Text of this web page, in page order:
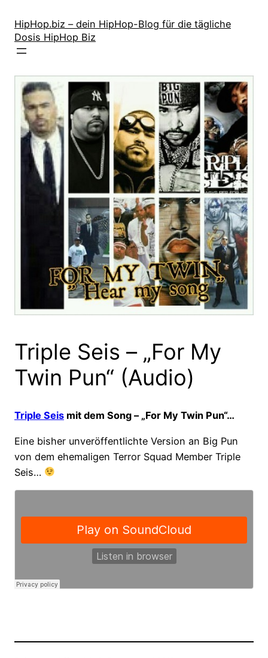
Inhalt
springen
HipHop.biz – dein HipHop-Blog für die tägliche
Dosis HipHop Biz
Triple Seis – „For My
Twin Pun“ (Audio)
Triple Seis mit dem Song – „For My Twin Pun“…
Eine bisher unveröffentlichte Version an Big Pun
von dem ehemaligen Terror Squad Member Triple
Seis…